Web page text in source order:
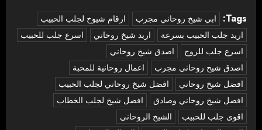
Tags: ‏ابي شيخ روحاني مجرب
ارقام شيوخ لجلب الحبيب
اريد جلب الحبيب بسرعة
اريد شيخ روحاني
اسرع جلب للحبيب
اسرع جلب للزوج
اصدق شيخ روحاني
اصدق شيخ روحاني مجرب
اعمال روحانية للمحبة
افضل شيخ روحاني
افضل شيخ روحاني لجلب الحبيب
افضل شيخ روحاني وصادق
افضل شيخ لجلب الخطاب
اقوى جلب للحبيب
الشيخ الروحاني